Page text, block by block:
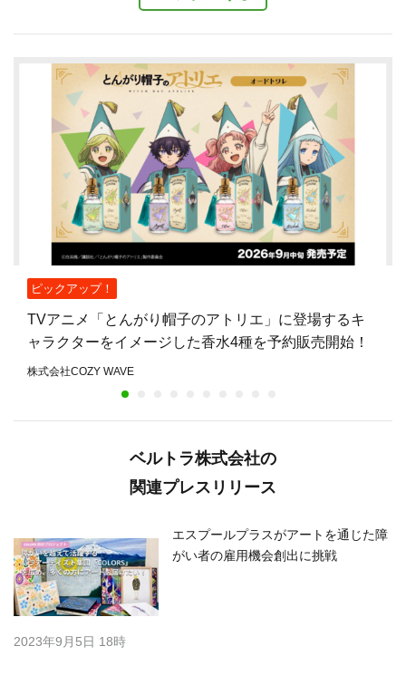
ピックアップ！
TVアニメ「とんがり帽子のアトリエ」に登場するキ
ャラクターをイメージした香水4種を予約販売開始！
株式会社COZY WAVE
ベルトラ株式会社の
関連プレスリリース
エスプールプラスがアートを通じた障
がい者の雇用機会創出に挑戦
2023年9月5日 18時